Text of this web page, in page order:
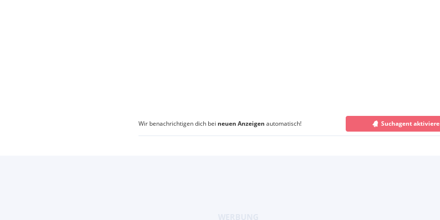
Wir benachrichtigen dich bei neuen Anzeigen automatisch! Suchagent